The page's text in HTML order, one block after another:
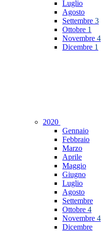
Luglio
Agosto
Settembre 3
Ottobre 1
Novembre 4
Dicembre 1
2020
Gennaio
Febbraio
Marzo
Aprile
Maggio
Giugno
Luglio
Agosto
Settembre
Ottobre 4
Novembre 4
Dicembre